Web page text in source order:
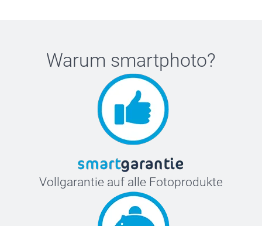
Warum smartphoto?
Vollgarantie auf alle Fotoprodukte